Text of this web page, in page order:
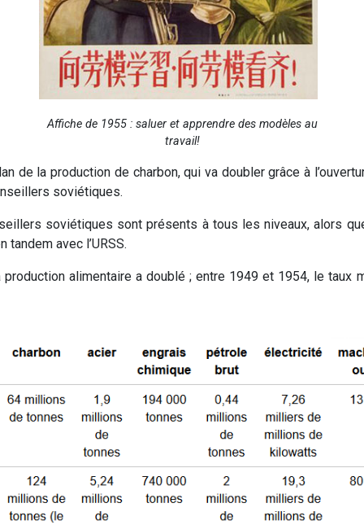
Affiche de 1955 : saluer et apprendre des modèles au
travail!
de la production de charbon, qui va doubler grâce à
soviétiques.
soviétiques sont présents à tous les niveaux, alors
tandem avec l’URSS.
alimentaire a doublé ; entre 1949 et 1954, le taux